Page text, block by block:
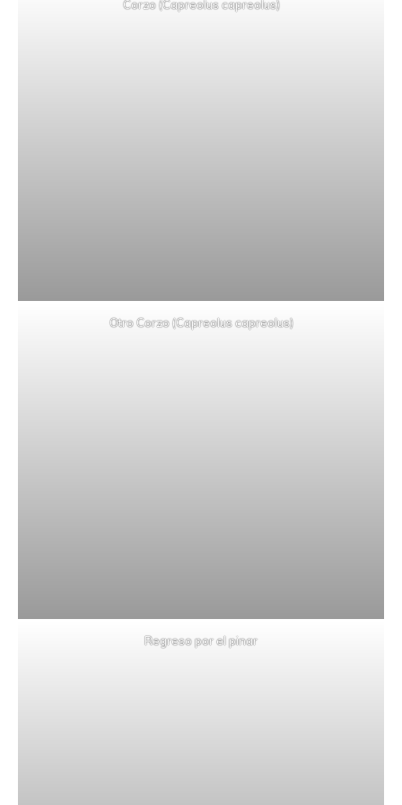
Corzo (Capreolus capreolus)
Otro Corzo (Capreolus capreolus)
Regreso por el pinar